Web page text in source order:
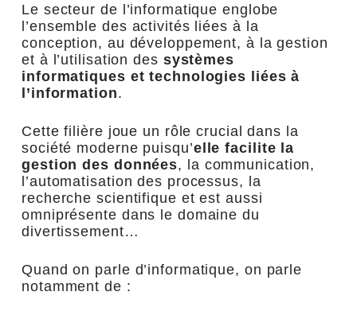
Le secteur de l’informatique englobe
l’ensemble des activités liées à la
conception, au développement, à la gestion
et à l’utilisation des systèmes
informatiques et technologies liées à
l’information.
Cette filière joue un rôle crucial dans la
société moderne puisqu’elle facilite la
gestion des données, la communication,
l’automatisation des processus, la
recherche scientifique et est aussi
omniprésente dans le domaine du
divertissement…
Quand on parle d’informatique, on parle
notamment de :